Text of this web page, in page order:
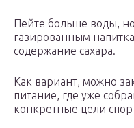
Пейте больше воды, но
газированным
содержание сахара.
Как вариант, можно
питание, где уже
конкретные цели